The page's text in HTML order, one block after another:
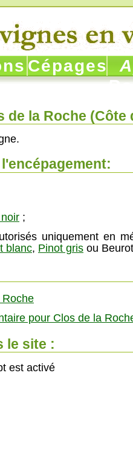
Cépages
de la Roche (Côte
;
uniquement en
blanc, Pinot gris ou
pour Clos de la
le site :
est activé